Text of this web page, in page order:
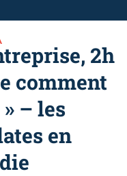
2h
comment
– les
en